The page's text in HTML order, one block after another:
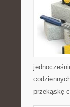
przekąskę